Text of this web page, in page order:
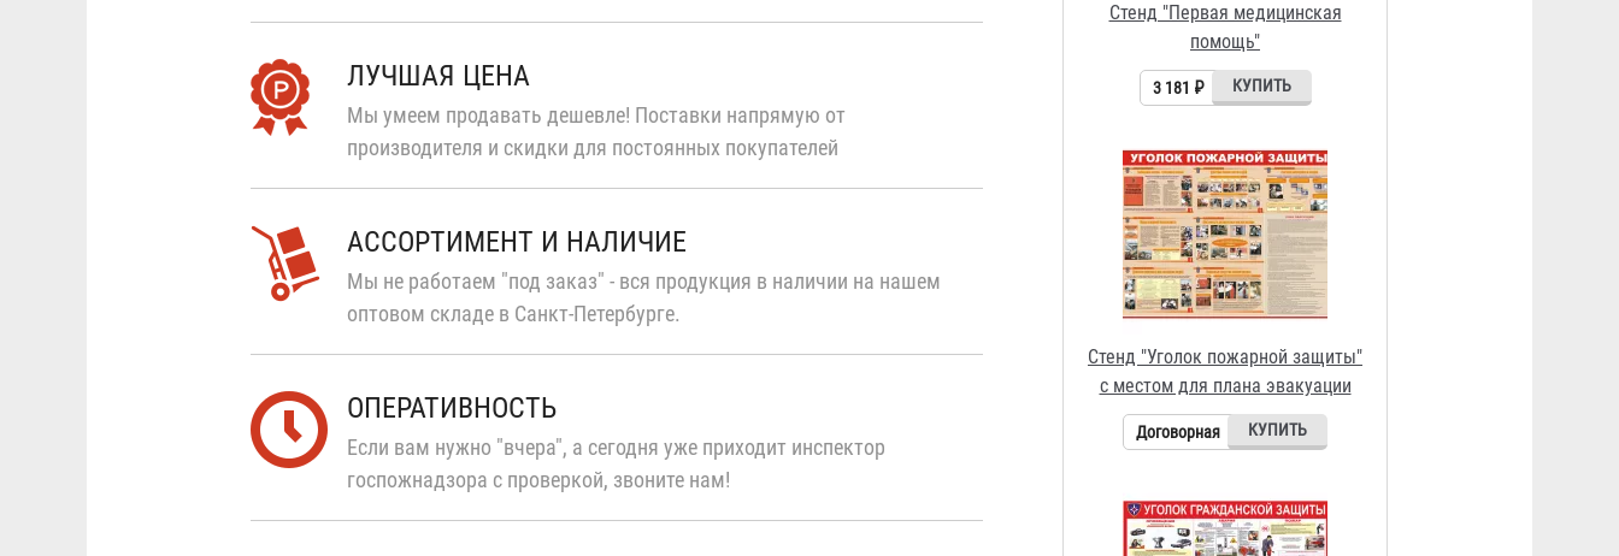
ЛУЧШАЯ ЦЕНА
Мы умеем продавать дешевле! Поставки напрямую от
производителя и скидки для постоянных покупателей
АССОРТИМЕНТ И НАЛИЧИЕ
Мы не работаем "под заказ" - вся продукция в наличии на нашем
оптовом складе в Санкт-Петербурге.
ОПЕРАТИВНОСТЬ
Если вам нужно "вчера", а сегодня уже приходит инспектор
госпожнадзора с проверкой, звоните нам!
Стенд "Уголок пожарной защиты"
с местом для плана эвакуации
Договорная
Стенд "Уголок гражданской
защиты"
3 352 ₽